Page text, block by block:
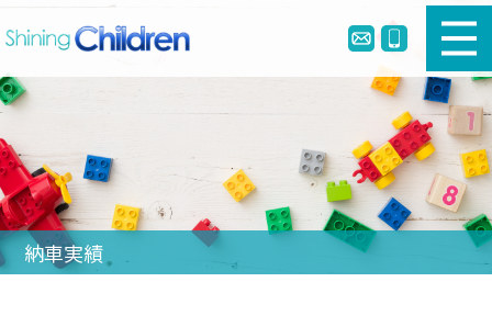
新車幼児バスのご購入
中古幼児バスのご購入
幼児バスとは
リメイク・定員変更・簡易シートベルト
納車実績